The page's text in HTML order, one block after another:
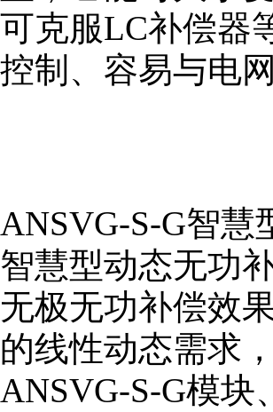
可克服LC补偿器
控制、容易与电
ANSVG-S-G智
智慧型动态无功
无极无功补偿效
的线性动态需求
ANSVG-S-G模